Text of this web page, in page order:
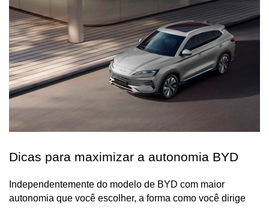
Dicas para maximizar a autonomia BYD
Independentemente do modelo de BYD com maior
autonomia que você escolher, a forma como você dirige